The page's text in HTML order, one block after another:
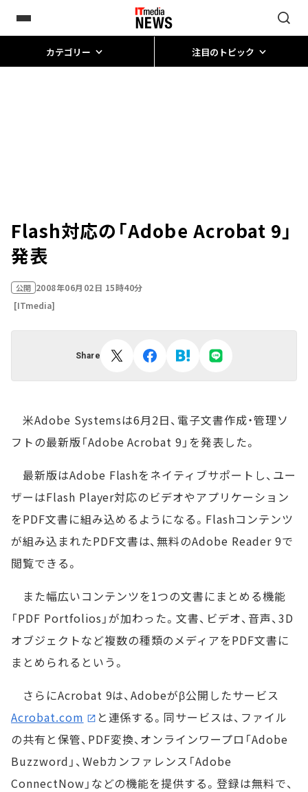
カテゴリー 注目のトピック
Flash対応の「Adobe Acrobat 9」
発表
公開 2008年06月02日 15時40分
[ITmedia]
Share
米Adobe Systemsは6月2日、電子文書作成・管理ソ
フトの最新版「Adobe Acrobat 9」を発表した。
最新版はAdobe Flashをネイティブサポートし、ユー
ザーはFlash Player対応のビデオやアプリケーション
をPDF文書に組み込めるようになる。Flashコンテンツ
が組み込まれたPDF文書は、無料のAdobe Reader 9で
閲覧できる。
また幅広いコンテンツを1つの文書にまとめる機能
「PDF Portfolios」が加わった。文書、ビデオ、音声、3D
オブジェクトなど複数の種類のメディアをPDF文書に
まとめられるという。
さらにAcrobat 9は、Adobeがβ公開したサービス
Acrobat.com
と連係する。同サービスは、ファイル
の共有と保管、PDF変換、オンラインワープロ「Adobe
Buzzword」、Webカンファレンス「Adobe
ConnectNow」などの機能を提供する。登録は無料で、